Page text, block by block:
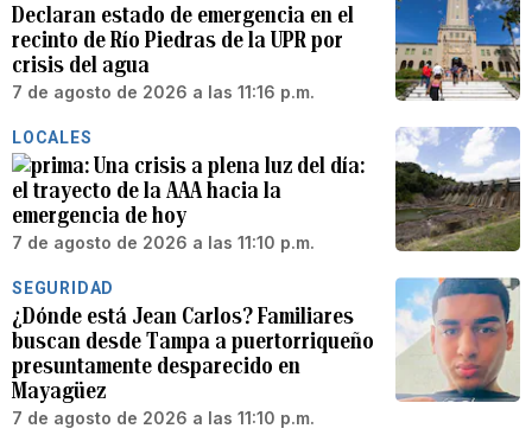
Declaran estado de emergencia en el
recinto de Río Piedras de la UPR por
crisis del agua
7 de agosto de 2026 a las 11:16 p.m.
LOCALES
Una crisis a plena luz del día:
el trayecto de la AAA hacia la
emergencia de hoy
7 de agosto de 2026 a las 11:10 p.m.
SEGURIDAD
¿Dónde está Jean Carlos? Familiares
buscan desde Tampa a puertorriqueño
presuntamente desparecido en
Mayagüez
7 de agosto de 2026 a las 11:10 p.m.